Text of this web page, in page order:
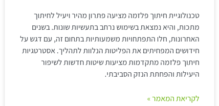
טכנולוגיית חיתוך פלזמה מציעה פתרון מהיר ויעיל לחיתוך
מתכות, והיא נמצאת בשימוש נרחב בתעשיות שונות. בשנים
האחרונות, חלו התפתחויות משמעותיות בתחום זה, עם דגש על
חידושים המפחיתים את הפליטות הנלוות לתהליך. אסטרטגיות
חיתוך פלזמה מתקדמות מציעות שיטות חדשות לשיפור
היעילות והפחתת הנזק הסביבתי.
לקריאת המאמר »